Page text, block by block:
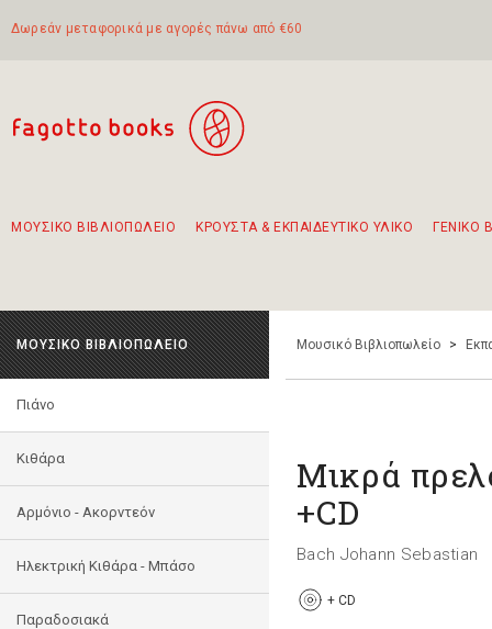
Δωρεάν μεταφορικά με αγορές πάνω από €60
ΜΟΥΣΙΚΟ ΒΙΒΛΙΟΠΩΛΕΙΟ ΚΡΟΥΣΤΑ & ΕΚΠΑΙΔΕΥΤΙΚΟ ΥΛΙΚΟ ΓΕΝΙΚΟ
ΜΟΥΣΙΚΟ ΒΙΒΛΙΟΠΩΛΕΙΟ
Πιάνο
Κιθάρα
Αρμόνιο - Ακορντεόν
Ηλεκτρική Κιθάρα - Μπάσο
Παραδοσιακά
Μουσικό Βιβλιοπωλείο >
Μικρά
+CD
Bach Johann Sebastian
+ CD